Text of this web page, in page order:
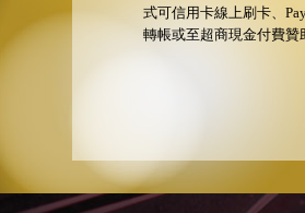
式可信用卡線上刷卡、
轉帳或至超商現金付費贊